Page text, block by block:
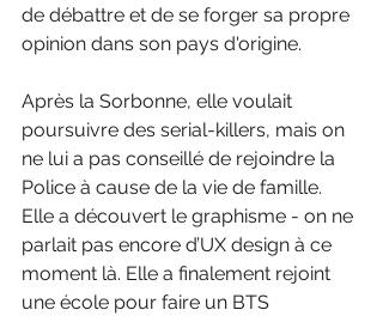
de débattre et de se forger sa propre
opinion dans son pays d'origine.
Après la Sorbonne, elle voulait
poursuivre des serial-killers, mais on
ne lui a pas conseillé de rejoindre la
Police à cause de la vie de famille.
Elle a découvert le graphisme - on ne
parlait pas encore d’UX design à ce
moment là. Elle a finalement rejoint
une école pour faire un BTS